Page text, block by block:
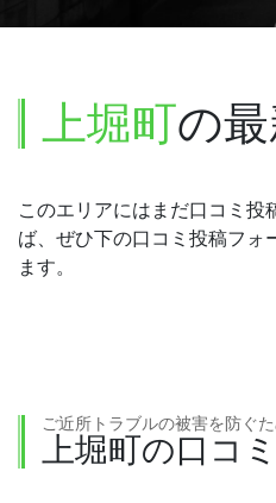
上堀町の
このエリアにはまだ口コミ
ば、ぜひ下の口コミ投稿フォ
ます。
ご近所トラブルの被害を防ぐ
上堀町の口コ